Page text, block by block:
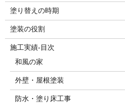
塗り替えの時期
塗装の役割
施工実績-目次
和風の家
外壁・屋根塗装
防水・塗り床工事